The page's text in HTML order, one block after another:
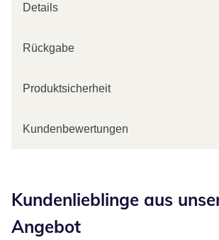
Details
Rückgabe
Produktsicherheit
Kundenbewertungen
Kundenlieblinge aus
Angebot